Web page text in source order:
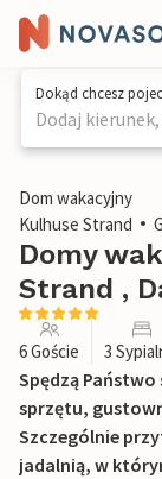
Dokąd chcesz
Dodaj1 / 22
Dom wakacyjny
Kulhuse Strand
Domy
Strand ,
6 Goście 3
Spędzą
sprzętu,
Szczególnie
jadalnią, w